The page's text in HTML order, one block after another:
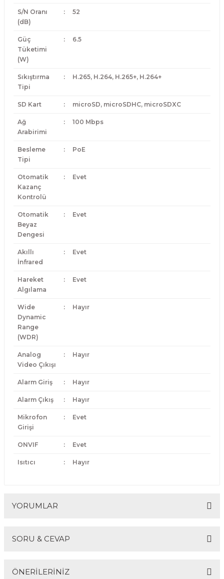
S/N Oranı
(dB)
: 52
Güç
Tüketimi
(W)
: 6.5
Sıkıştırma
Tipi
: H.265, H.264, H.265+, H.264+
SD Kart : microSD, microSDHC, microSDXC
Ağ
Arabirimi
: 100 Mbps
Besleme
Tipi
: PoE
Otomatik
Kazanç
Kontrolü
: Evet
Otomatik
Beyaz
Dengesi
: Evet
Akıllı
İnfrared
: Evet
Hareket
Algılama
: Evet
Wide
Dynamic
Range
(WDR)
: Hayır
Analog
Video Çıkışı
: Hayır
Alarm Giriş : Hayır
Alarm Çıkış : Hayır
Mikrofon
Girişi
: Evet
ONVIF : Evet
Isıtıcı : Hayır
YORUMLAR
SORU & CEVAP
ÖNERİLERİNİZ